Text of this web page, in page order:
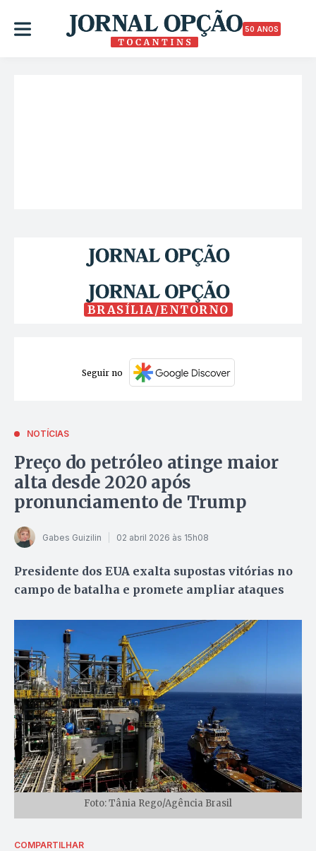
50 ANOS
BRASÍLIA/ENTORNO
Seguir no
NOTÍCIAS
Preço do petróleo atinge maior
alta desde 2020 após
pronunciamento de Trump
Gabes Guizilin 02 abril 2026 às 15h08
Presidente dos EUA exalta supostas vitórias no
campo de batalha e promete ampliar ataques
Foto: Tânia Rego/Agência Brasil
COMPARTILHAR